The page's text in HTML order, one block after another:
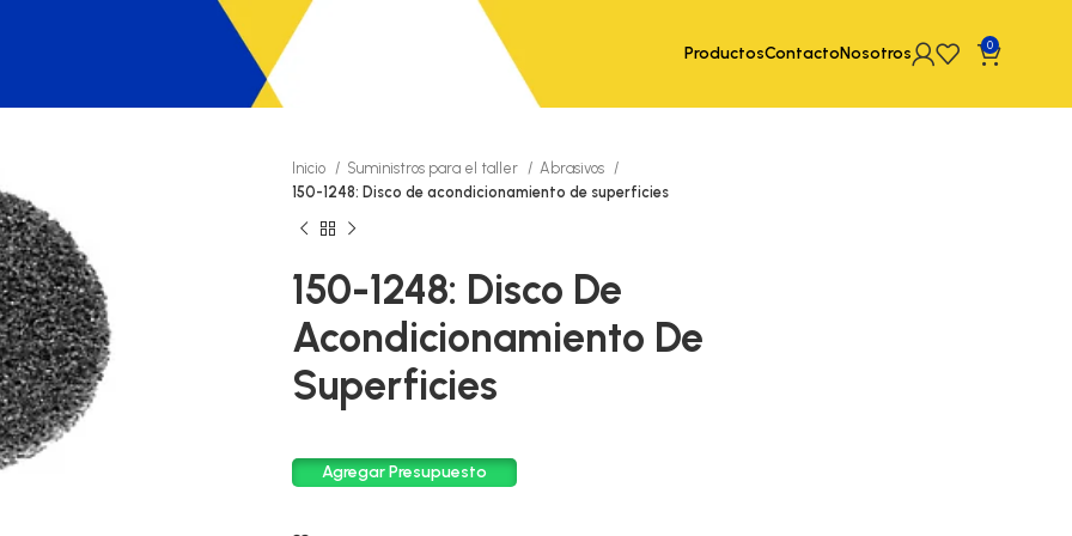
ProductosContactoNosotros 0
Inicio Suministros para el taller
Abrasivos
150-1248: Disco de acondicionamiento de superficies
150-1248: Disco De
Acondicionamiento De
Superficies
Agregar Presupuesto